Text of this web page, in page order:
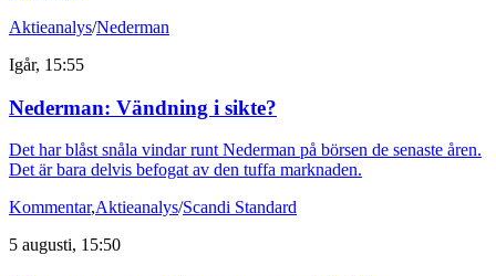
Aktieanalys/Nederman
Igår, 15:55
Nederman: Vändning i sikte?
Det har blåst snåla vindar runt Nederman på börsen de senaste åren.
Det är bara delvis befogat av den tuffa marknaden.
Kommentar,Aktieanalys/Scandi Standard
5 augusti, 15:50